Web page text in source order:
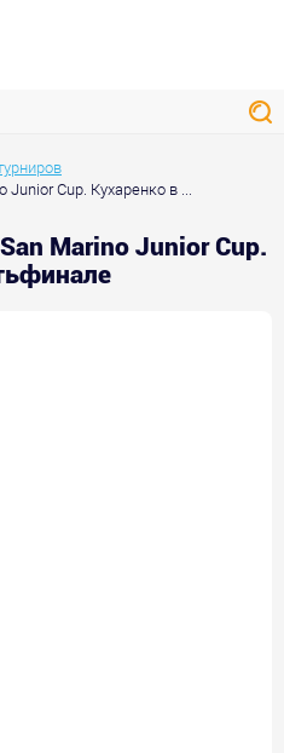
Junior Cup. Кухаренко в ...
Marino Junior Cup.